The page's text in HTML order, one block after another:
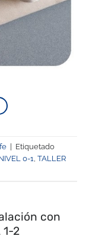
Etiquetado
0-1 TALLER
con
1-2